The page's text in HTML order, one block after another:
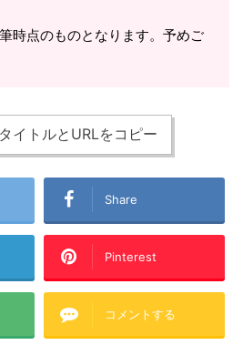
時点のものとなります。予めご
イトルとURLをコピー
Share
Pinterest
コメントする